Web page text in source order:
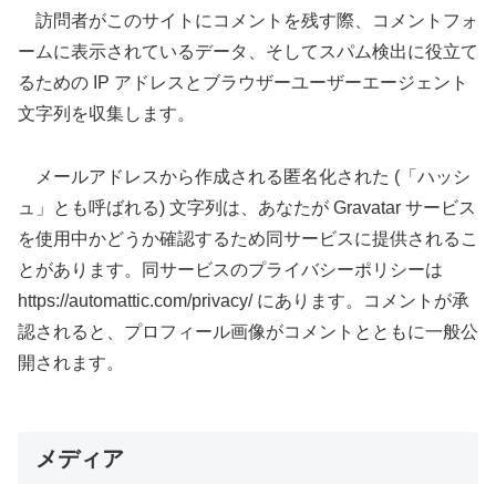
訪問者がこのサイトにコメントを残す際、コメントフォ
ームに表示されているデータ、そしてスパム検出に役立て
るための IP アドレスとブラウザーユーザーエージェント
文字列を収集します。
メールアドレスから作成される匿名化された (「ハッシ
ュ」とも呼ばれる) 文字列は、あなたが Gravatar サービス
を使用中かどうか確認するため同サービスに提供されるこ
とがあります。同サービスのプライバシーポリシーは
https://automattic.com/privacy/ にあります。コメントが承
認されると、プロフィール画像がコメントとともに一般公
開されます。
メディア